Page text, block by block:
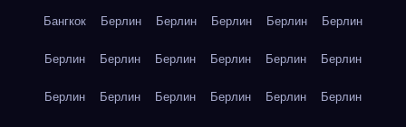
Бангкок Берлин Берлин Берлин Берлин Берлин
Берлин Берлин Берлин Берлин Берлин Берлин
Берлин Берлин Берлин Берлин Берлин Берлин